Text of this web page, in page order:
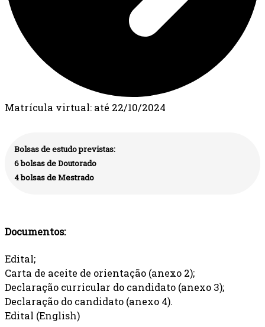
Matrícula virtual: até 22/10/2024
Bolsas de estudo previstas:
6 bolsas de Doutorado
4 bolsas de Mestrado
Documentos:
Edital;
Carta de aceite de orientação (anexo 2);
Declaração curricular do candidato (anexo 3);
Declaração do candidato (anexo 4).
Edital (English)